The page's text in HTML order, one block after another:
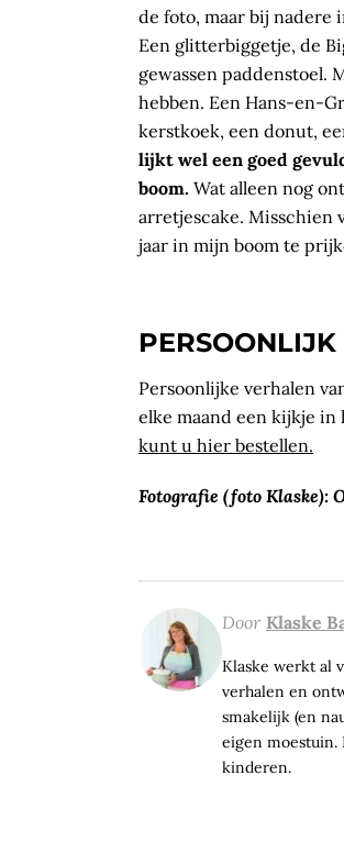
de foto, maar bij nadere
Een glitterbiggetje, de
gewassen paddenstoel.
hebben. Een Hans-en-
kerstkoek, een donut,
lijkt wel een goed
boom. Wat alleen nog
arretjescake. Misschien
jaar in mijn boom te
Persoonlijke verhalen
elke maand een kijkje in
kunt u hier bestellen.
Fotografie (foto Klaske):
Door Klaske
Klaske werkt al
verhalen en
smakelijk (en
eigen moestuin.
kinderen.